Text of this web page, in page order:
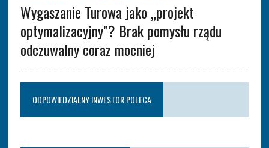
Wygaszanie Turowa jako „projekt
optymalizacyjny”? Brak pomysłu rządu
odczuwalny coraz mocniej
ODPOWIEDZIALNY INWESTOR POLECA